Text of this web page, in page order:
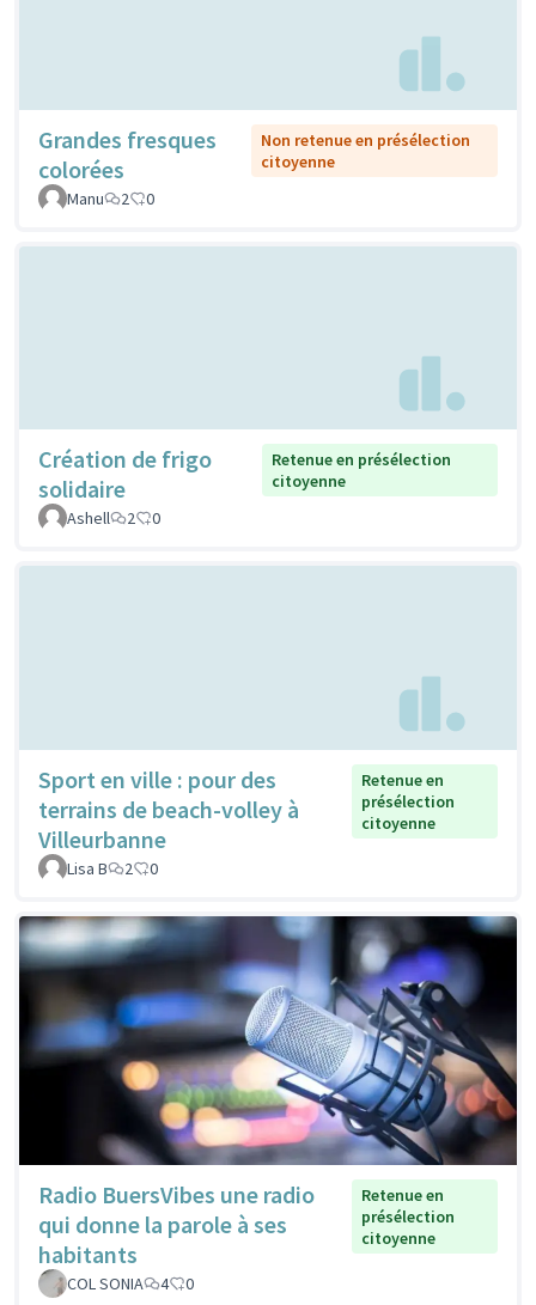
Grandes fresques
colorées
Non retenue en présélection
citoyenne
Manu
2 0
Création de frigo
solidaire
Retenue en présélection
citoyenne
Ashell
2 0
Sport en ville : pour des
terrains de beach-volley à
Villeurbanne
Retenue en
présélection
citoyenne
Lisa B 2 0
Radio BuersVibes une radio
qui donne la parole à ses
habitants
Retenue en
présélection
citoyenne
COL SONIA 4 0